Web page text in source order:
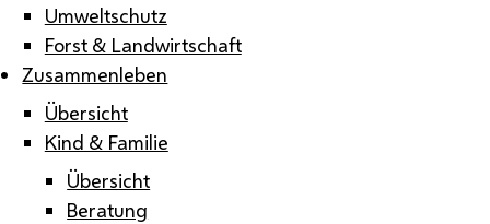
Umweltschutz
Forst & Landwirtschaft
Zusammenleben
Übersicht
Kind & Familie
Übersicht
Beratung